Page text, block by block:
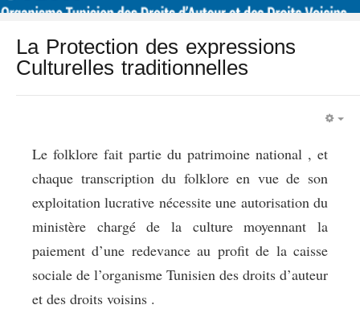
La Protection des expressions
Culturelles traditionnelles
Le folklore fait partie du patrimoine national , et
chaque transcription du folklore en vue de son
exploitation lucrative nécessite une autorisation du
ministère chargé de la culture moyennant la
paiement d’une redevance au profit de la caisse
sociale de l’organisme Tunisien des droits d’auteur
et des droits voisins .